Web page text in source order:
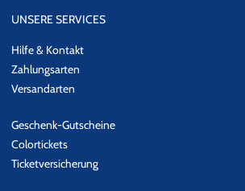
UNSERE SERVICES
Hilfe & Kontakt
Zahlungsarten
Versandarten
Geschenk-Gutscheine
Colortickets
Ticketversicherung